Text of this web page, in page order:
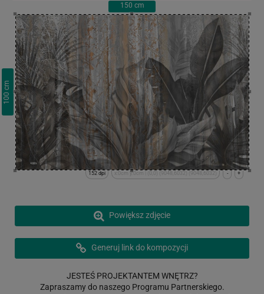
150 cm
100
cm
+
-
x:0cm y:0cm | (0,0) (9048,6032) (9048,6032)
152 dpi
Powiększ zdjęcie
Generuj link do kompozycji
JESTEŚ PROJEKTANTEM WNĘTRZ?
Zapraszamy do naszego Programu Partnerskiego.